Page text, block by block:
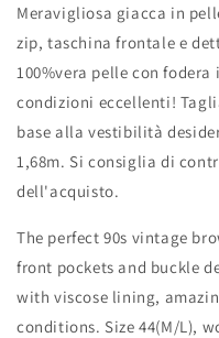
Meravigliosa giacca in
zip, taschina frontale e
100%vera pelle con
condizioni eccellenti!
base alla vestibilità
1,68m. Si consiglia di
dell'acquisto.
The perfect 90s vintage
front pockets and buckle
with viscose lining,
conditions. Size 44(M/L),